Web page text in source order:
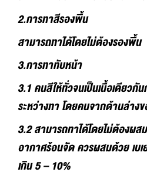
2.การทาสีรองพื้น
สามารถทาได้โดยไม่ต้องรองพื้น
3.การทาทับหน้า
3.1 คนสีให้ทั่วจนเป็นเนื้อเดียวกั
ระหว่างทา โดยคนจากด้านล่าง
3.2 สามารถทาได้โดยไม่ต้องผ
อากาศร้อนจัด ควรผสมด้วย เบ
เกิน 5 – 10%